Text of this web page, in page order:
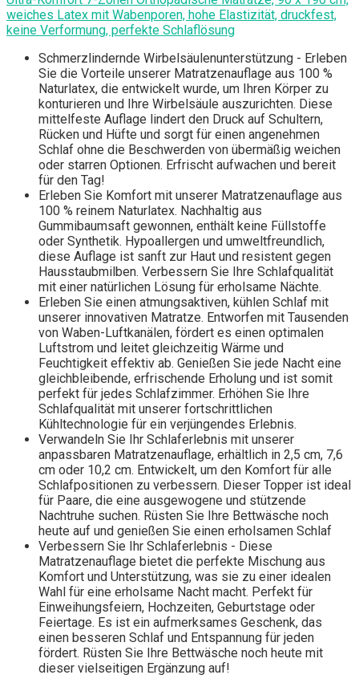
weiches Latex mit Wabenporen, hohe Elastizität, druckfest,
keine Verformung, perfekte Schlaflösung
Schmerzlindernde Wirbelsäulenunterstützung - Erleben
Sie die Vorteile unserer Matratzenauflage aus 100 %
Naturlatex, die entwickelt wurde, um Ihren Körper zu
konturieren und Ihre Wirbelsäule auszurichten. Diese
mittelfeste Auflage lindert den Druck auf Schultern,
Rücken und Hüfte und sorgt für einen angenehmen
Schlaf ohne die Beschwerden von übermäßig weichen
oder starren Optionen. Erfrischt aufwachen und bereit
für den Tag!
Erleben Sie Komfort mit unserer Matratzenauflage aus
100 % reinem Naturlatex. Nachhaltig aus
Gummibaumsaft gewonnen, enthält keine Füllstoffe
oder Synthetik. Hypoallergen und umweltfreundlich,
diese Auflage ist sanft zur Haut und resistent gegen
Hausstaubmilben. Verbessern Sie Ihre Schlafqualität
mit einer natürlichen Lösung für erholsame Nächte.
Erleben Sie einen atmungsaktiven, kühlen Schlaf mit
unserer innovativen Matratze. Entworfen mit Tausenden
von Waben-Luftkanälen, fördert es einen optimalen
Luftstrom und leitet gleichzeitig Wärme und
Feuchtigkeit effektiv ab. Genießen Sie jede Nacht eine
gleichbleibende, erfrischende Erholung und ist somit
perfekt für jedes Schlafzimmer. Erhöhen Sie Ihre
Schlafqualität mit unserer fortschrittlichen
Kühltechnologie für ein verjüngendes Erlebnis.
Verwandeln Sie Ihr Schlaferlebnis mit unserer
anpassbaren Matratzenauflage, erhältlich in 2,5 cm, 7,6
cm oder 10,2 cm. Entwickelt, um den Komfort für alle
Schlafpositionen zu verbessern. Dieser Topper ist ideal
für Paare, die eine ausgewogene und stützende
Nachtruhe suchen. Rüsten Sie Ihre Bettwäsche noch
heute auf und genießen Sie einen erholsamen Schlaf
Verbessern Sie Ihr Schlaferlebnis - Diese
Matratzenauflage bietet die perfekte Mischung aus
Komfort und Unterstützung, was sie zu einer idealen
Wahl für eine erholsame Nacht macht. Perfekt für
Einweihungsfeiern, Hochzeiten, Geburtstage oder
Feiertage. Es ist ein aufmerksames Geschenk, das
einen besseren Schlaf und Entspannung für jeden
fördert. Rüsten Sie Ihre Bettwäsche noch heute mit
dieser vielseitigen Ergänzung auf!